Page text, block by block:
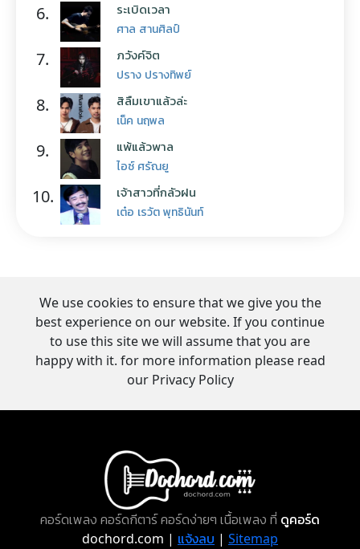
6. ระเบิดเวลา
ศาล สานศิลป์
7. ภวังค์จิต
ปราง ปรางทิพย์
8. สิลืมเขาแล้วล่ะ
เน็ค นฤพล
9. แพ้แล้วพาล
ไอซ์ ศรัณยู
10. เจ้าสาวที่กลัวฝน
เต๋อ เรวัต พุทธินันท์
We use cookies to ensure that we give you the
best experience on our website. If you continue
to use this site we will assume that you are
happy with it. for more information please read
our Privacy Policy
คอร์ดเพลง คอร์ดกีตาร์ คอร์ดง่ายๆ เนื้อเพลง ที่ ดูคอร์ด
dochord.com | แจ้งลบ | Sitemap